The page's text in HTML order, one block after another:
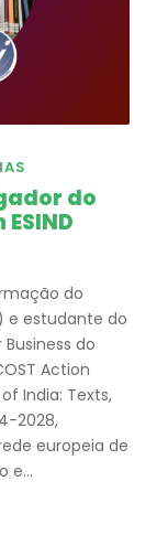
do
do
e estudante do
do
Action
India: Texts,
2028,
europeia de
e...